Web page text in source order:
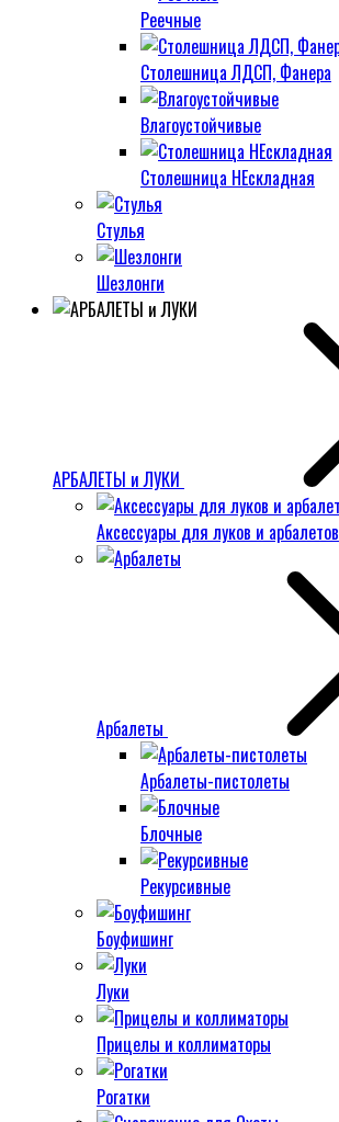
Реечные
Столешница ЛДСП, Фанера
Влагоустойчивые
Столешница НЕскладная
Стулья
Шезлонги
АРБАЛЕТЫ и ЛУКИ
Аксессуары для луков и арбалетов
Арбалеты
Арбалеты-пистолеты
Блочные
Рекурсивные
Боуфишинг
Луки
Прицелы и коллиматоры
Рогатки